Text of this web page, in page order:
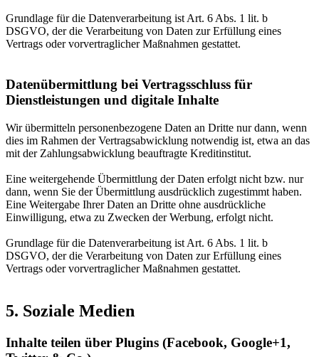
Grundlage für die Datenverarbeitung ist Art. 6 Abs. 1 lit. b
DSGVO, der die Verarbeitung von Daten zur Erfüllung eines
Vertrags oder vorvertraglicher Maßnahmen gestattet.
Datenübermittlung bei Vertragsschluss für
Dienstleistungen und digitale Inhalte
Wir übermitteln personenbezogene Daten an Dritte nur dann, wenn
dies im Rahmen der Vertragsabwicklung notwendig ist, etwa an das
mit der Zahlungsabwicklung beauftragte Kreditinstitut.
Eine weitergehende Übermittlung der Daten erfolgt nicht bzw. nur
dann, wenn Sie der Übermittlung ausdrücklich zugestimmt haben.
Eine Weitergabe Ihrer Daten an Dritte ohne ausdrückliche
Einwilligung, etwa zu Zwecken der Werbung, erfolgt nicht.
Grundlage für die Datenverarbeitung ist Art. 6 Abs. 1 lit. b
DSGVO, der die Verarbeitung von Daten zur Erfüllung eines
Vertrags oder vorvertraglicher Maßnahmen gestattet.
5. Soziale Medien
Inhalte teilen über Plugins (Facebook, Google+1,